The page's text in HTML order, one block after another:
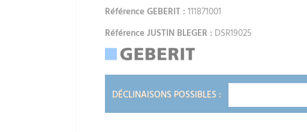
Référence GEBERIT : 111871001
Référence JUSTIN BLEGER : DSR19025
DÉCLINAISONS POSSIBLES :